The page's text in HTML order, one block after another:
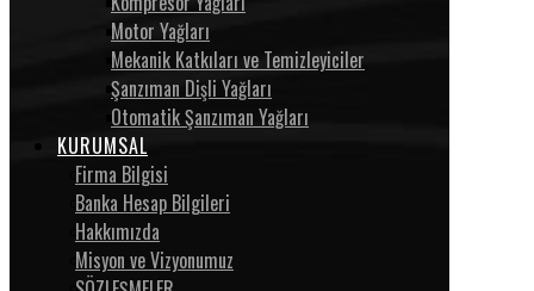
Motor Yağları
Mekanik Katkıları ve Temizleyiciler
Şanzıman Dişli Yağları
Otomatik Şanzıman Yağları
KURUMSAL
Firma Bilgisi
Banka Hesap Bilgileri
Hakkımızda
Misyon ve Vizyonumuz